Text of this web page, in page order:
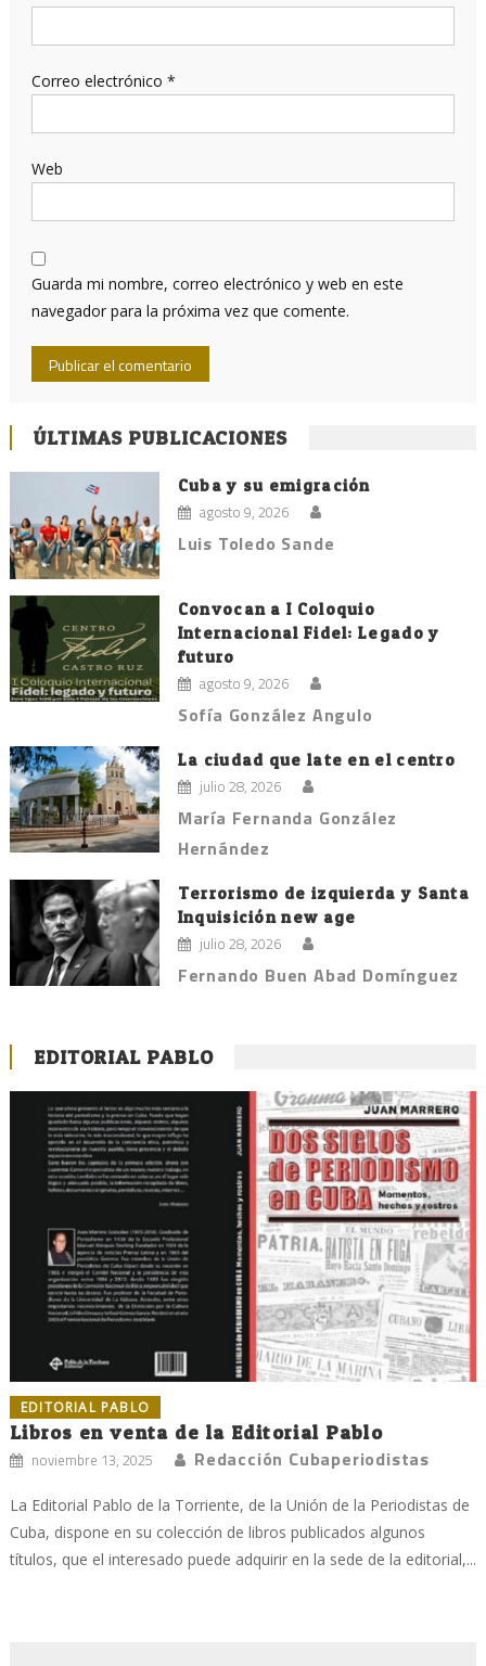
Correo electrónico *
Web
Guarda mi nombre, correo electrónico y web en este
navegador para la próxima vez que comente.
ÚLTIMAS PUBLICACIONES
Cuba y su emigración
agosto 9, 2026
Luis Toledo Sande
Convocan a I Coloquio
Internacional Fidel: Legado y
futuro
agosto 9, 2026
Sofía González Angulo
La ciudad que late en el centro
julio 28, 2026
María Fernanda González
Hernández
Terrorismo de izquierda y Santa
Inquisición new age
julio 28, 2026
Fernando Buen Abad Domínguez
EDITORIAL PABLO
EDITORIAL PABLO
Libros en venta de la Editorial Pablo
noviembre 13, 2025 Redacción Cubaperiodistas
La Editorial Pablo de la Torriente, de la Unión de la Periodistas de
Cuba, dispone en su colección de libros publicados algunos
títulos, que el interesado puede adquirir en la sede de la editorial,...